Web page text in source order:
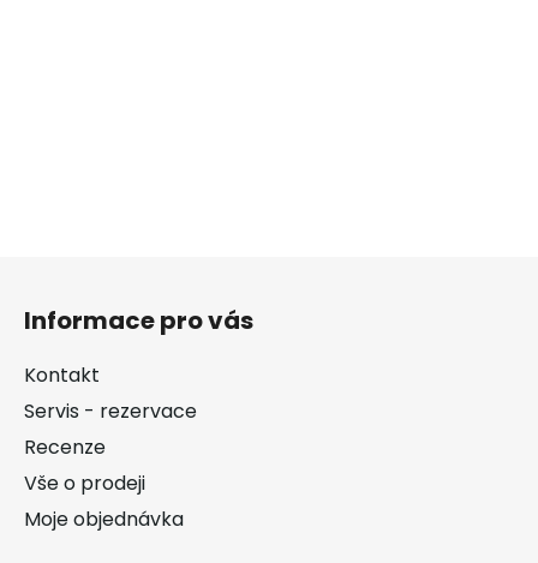
Informace pro vás
Kontakt
Servis - rezervace
Recenze
Vše o prodeji
Moje objednávka